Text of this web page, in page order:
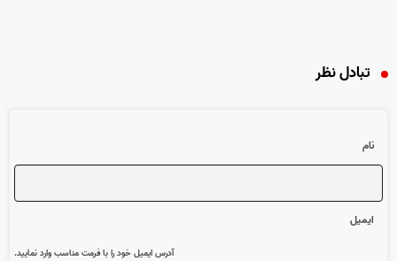
تبادل نظر
نام
ایمیل
آدرس ایمیل خود را با فرمت مناسب وارد نمایید.